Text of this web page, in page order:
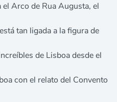
Arco de Rua Augusta, el
tan ligada a la figura de
de Lisboa desde el
con el relato del Convento